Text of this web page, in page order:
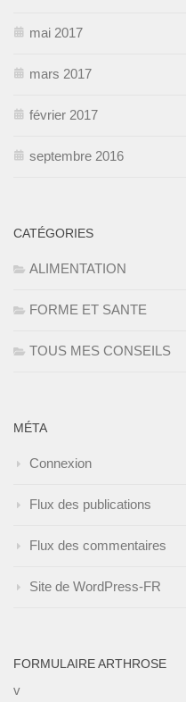
mai 2017
mars 2017
février 2017
septembre 2016
CATÉGORIES
ALIMENTATION
FORME ET SANTE
TOUS MES CONSEILS
MÉTA
Connexion
Flux des publications
Flux des commentaires
Site de WordPress-FR
FORMULAIRE ARTHROSE
v